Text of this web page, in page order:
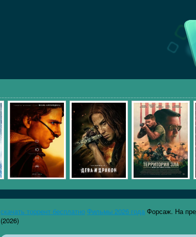
скачать торрент бесплатно Фильмы 2026 года Форсаж. На
(2026)